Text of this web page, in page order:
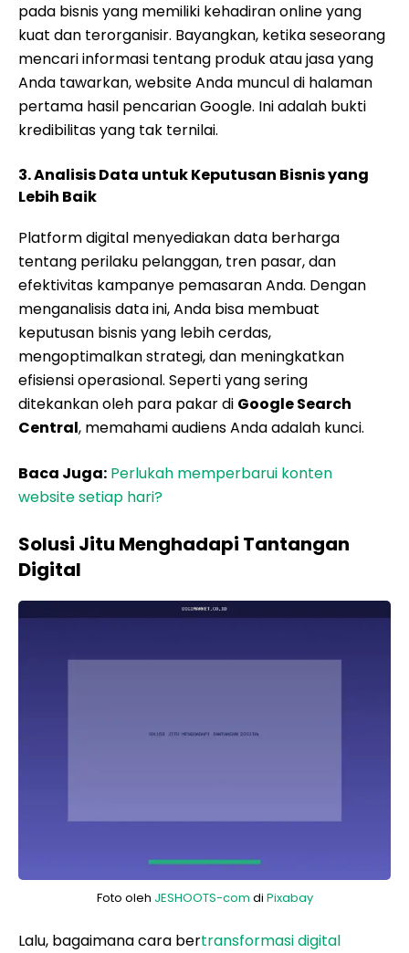
pada bisnis yang memiliki kehadiran online yang
kuat dan terorganisir. Bayangkan, ketika seseorang
mencari informasi tentang produk atau jasa yang
Anda tawarkan, website Anda muncul di halaman
pertama hasil pencarian Google. Ini adalah bukti
kredibilitas yang tak ternilai.
3. Analisis Data untuk Keputusan Bisnis yang
Lebih Baik
Platform digital menyediakan data berharga
tentang perilaku pelanggan, tren pasar, dan
efektivitas kampanye pemasaran Anda. Dengan
menganalisis data ini, Anda bisa membuat
keputusan bisnis yang lebih cerdas,
mengoptimalkan strategi, dan meningkatkan
efisiensi operasional. Seperti yang sering
ditekankan oleh para pakar di Google Search
Central, memahami audiens Anda adalah kunci.
Baca Juga: Perlukah memperbarui konten
website setiap hari?
Solusi Jitu Menghadapi Tantangan
Digital
Foto oleh JESHOOTS-com di Pixabay
Lalu, bagaimana cara bertransformasi digital